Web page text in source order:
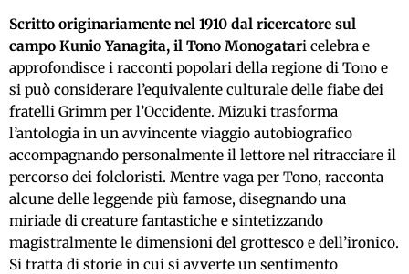
Scritto originariamente nel 1910 dal ricercatore sul
campo Kunio Yanagita, il Tono Monogatari celebra e
approfondisce i racconti popolari della regione di Tono e
si può considerare l’equivalente culturale delle fiabe dei
fratelli Grimm per l’Occidente. Mizuki trasforma
l’antologia in un avvincente viaggio autobiografico
accompagnando personalmente il lettore nel ritracciare il
percorso dei folcloristi. Mentre vaga per Tono, racconta
alcune delle leggende più famose, disegnando una
miriade di creature fantastiche e sintetizzando
magistralmente le dimensioni del grottesco e dell’ironico.
Si tratta di storie in cui si avverte un sentimento